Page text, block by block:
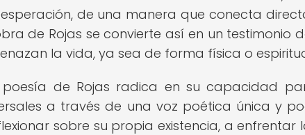
de una manera que conecta
de Rojas se convierte así en un testimonio
la vida, ya sea de forma física o
de Rojas radica en su capacidad
a través de una voz poética única y
sobre su propia existencia, a